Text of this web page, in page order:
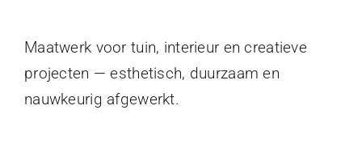
Maatwerk voor tuin, interieur en creatieve
projecten — esthetisch, duurzaam en
nauwkeurig afgewerkt.